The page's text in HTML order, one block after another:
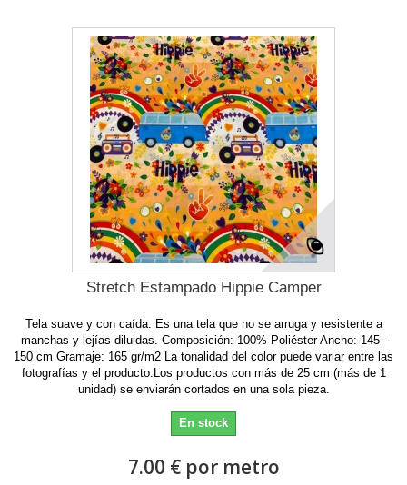
Stretch Estampado Hippie Camper
Tela suave y con caída. Es una tela que no se arruga y resistente a
manchas y lejías diluidas. Composición: 100% Poliéster Ancho: 145 -
150 cm Gramaje: 165 gr/m2 La tonalidad del color puede variar entre las
fotografías y el producto.Los productos con más de 25 cm (más de 1
unidad) se enviarán cortados en una sola pieza.
En stock
7.00 € por metro